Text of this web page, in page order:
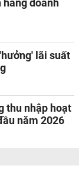
hàng doanh
lãi suất
thu nhập hoạt
năm 2026